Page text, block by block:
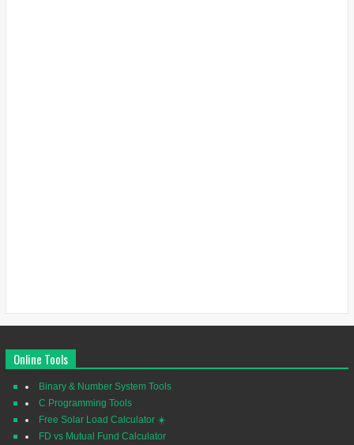
Online Tools
Binary & Number System Tools
C Programming Tools
Free Solar Load Calculator ☀️
FD vs Mutual Fund Calculator